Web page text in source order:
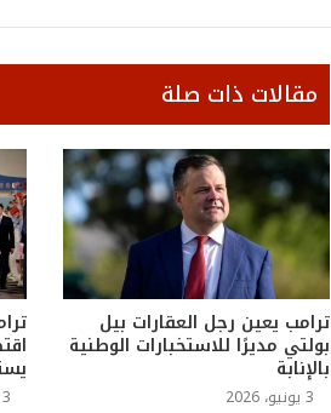
مقالات ذات صلة
ترامب يعين رجل العقارات بيل
بولتي مديرًا للاستخبارات الوطنية
بالإنابة
3 يونيو، 2026 13